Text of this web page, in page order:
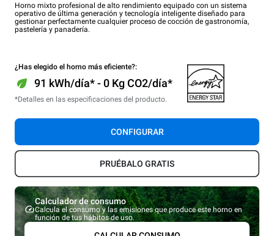
Horno mixto profesional de alto rendimiento equipado con un sistema
operativo de última generación y tecnología inteligente diseñado para
gestionar perfectamente cualquier proceso de cocción de gastronomía,
pastelería y panadería.
¿Has elegido el horno más eficiente?:
91 kWh/día* - 0 Kg CO2/día*
*Detalles en las especificaciones del producto.
CONFIGURAR
PRUÉBALO GRATIS
Calculador de consumo
Calcula el consumo y las emisiones que produce este horno en
función de tus hábitos de uso.